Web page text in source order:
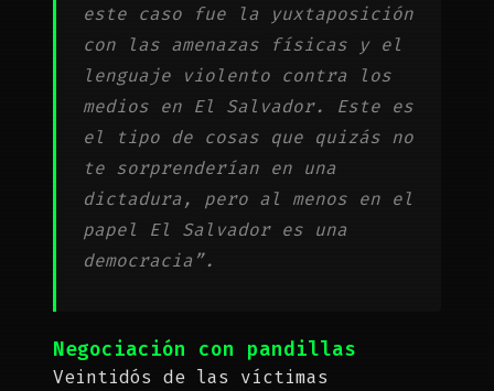
este caso fue la yuxtaposición
con las amenazas físicas y el
lenguaje violento contra los
medios en El Salvador. Este es
el tipo de cosas que quizás no
te sorprenderían en una
dictadura, pero al menos en el
papel El Salvador es una
democracia”.
Negociación con pandillas
Veintidós de las víctimas